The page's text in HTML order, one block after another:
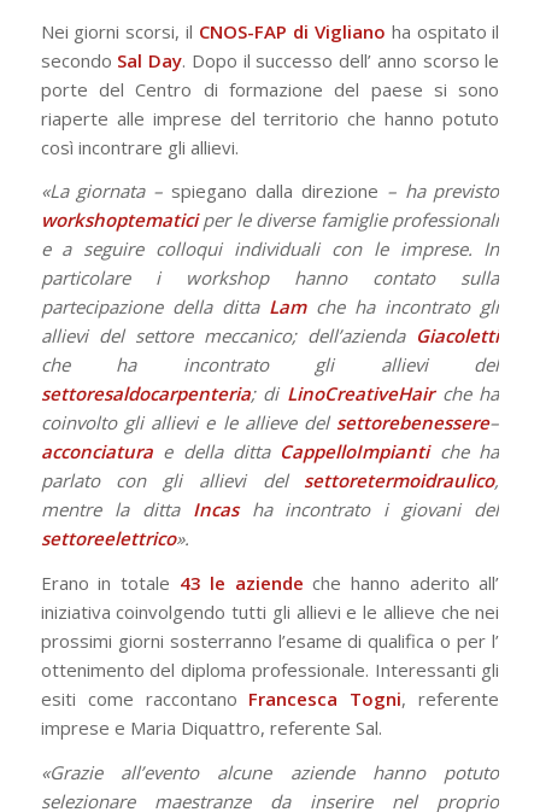
Nei giorni scorsi, il CNOS-FAP di Vigliano ha ospitato il
secondo Sal Day. Dopo il successo dell’ anno scorso le
porte del Centro di formazione del paese si sono
riaperte alle imprese del territorio che hanno potuto
così incontrare gli allievi.
«La giornata – spiegano dalla direzione – ha previsto
workshoptematiciper le diverse famiglie professionali
e a seguire colloqui individuali con le imprese. In
particolare i workshop hanno contato sulla
partecipazione della ditta Lamche ha incontrato gli
allievi del settore meccanico; dell’azienda Giacoletti
che ha incontrato gli allievi del
settoresaldocarpenteria; di LinoCreativeHairche ha
coinvolto gli allievi e le allieve del settorebenessere–
acconciaturae della ditta CappelloImpiantiche ha
parlato con gli allievi del settoretermoidraulico,
mentre la ditta Incasha incontrato i giovani del
settoreelettrico».
Erano in totale 43 le aziende che hanno aderito all’
iniziativa coinvolgendo tutti gli allievi e le allieve che nei
prossimi giorni sosterranno l’esame di qualifica o per l’
ottenimento del diploma professionale. Interessanti gli
esiti come raccontano Francesca Togni, referente
imprese e Maria Diquattro, referente Sal.
«Grazie all’evento alcune aziende hanno potuto
selezionare maestranze da inserire nel proprio